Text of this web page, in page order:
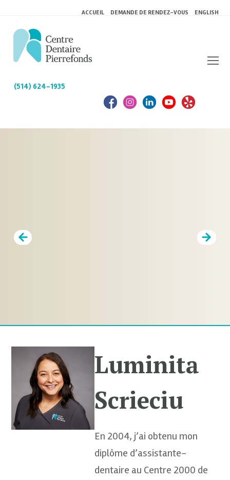
ACCUEIL DEMANDE DE RENDEZ-VOUS ENGLISH
(514) 624-1935
Prev Next
Luminita
Scrieciu
En 2004, j’ai obtenu mon
diplôme d’assistante-
dentaire au Centre 2000 de